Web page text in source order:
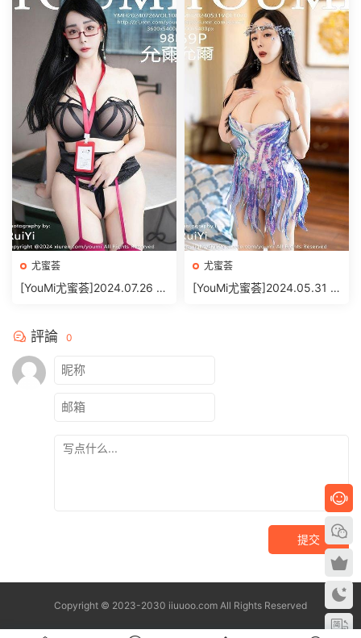
尤蜜荟
[YouMi尤蜜荟]2024.07.26 V
尤蜜荟
[YouMi尤蜜荟]2024.05.31 V
評論 0
提交
Copyright © 2023-2030 iiuuoo.com All Rights Reserved